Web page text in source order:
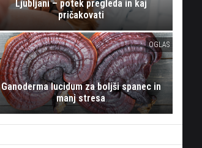
Ljubljani – potek pregleda in kaj
pričakovati
OGLAS
Ganoderma lucidum za boljši spanec in
manj stresa